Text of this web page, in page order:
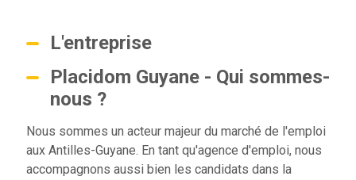
L'entreprise
Placidom Guyane - Qui sommes-
nous ?
Nous sommes un acteur majeur du marché de l'emploi
aux Antilles-Guyane. En tant qu'agence d'emploi, nous
accompagnons aussi bien les candidats dans la